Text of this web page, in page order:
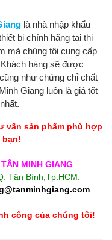
là nhà nhập khẩu
bị chính hãng tại thị
mà chúng tôi cung cấp
hàng sẽ được
như chứng chỉ chất
Giang luôn là giá tốt
vấn sản phẩm phù hợp
bạn!
MINH GIANG
Tân Bình,Tp.HCM.
công của chúng tôi!